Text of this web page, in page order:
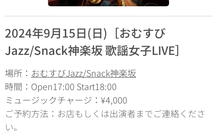
2024年9月15日(日)［おむすび
Jazz/Snack神楽坂 歌謡女子LIVE］
場所： おむすびJazz/Snack神楽坂
時間：Open17:00 Start18:00
ミュージックチャージ：¥4,000
ご予約方法：お店もしくは出演者までご連絡くださ
い。